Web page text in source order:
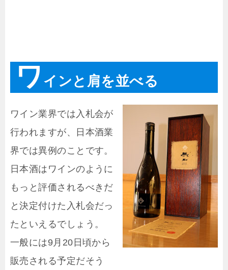
ワ インと肩を並べる
ワイン業界では入札会が
行われますが、日本酒業
界では異例のことです。
日本酒はワインのように
もっと評価されるべきだ
と決定付けた入札会だっ
たといえるでしょう。
一般には9月20日頃から
販売される予定だそう